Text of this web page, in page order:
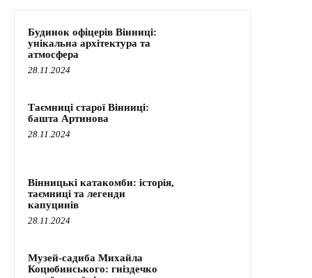
Будинок офіцерів Вінниці:
унікальна архітектура та
атмосфера
28.11.2024
Таємниці старої Вінниці:
башта Артинова
28.11.2024
Вінницькі катакомби: історія,
таємниці та легенди
капуцинів
28.11.2024
Музей-садиба Михайла
Коцюбинського: гніздечко